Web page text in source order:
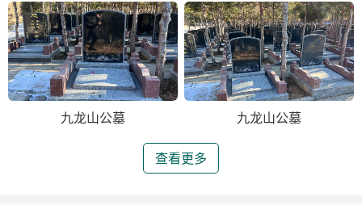
九龙山公墓 九龙山公墓
查看更多